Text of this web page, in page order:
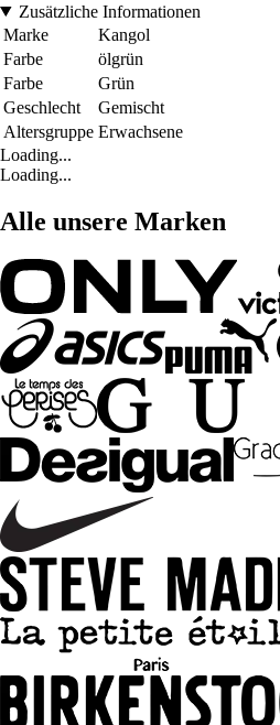
Zusätzliche Informationen
Marke
Kangol
Farbe
ölgrün
Farbe
Grün
Geschlecht
Gemischt
Altersgruppe Erwachsene
Loading...
Loading...
Alle unsere Marken